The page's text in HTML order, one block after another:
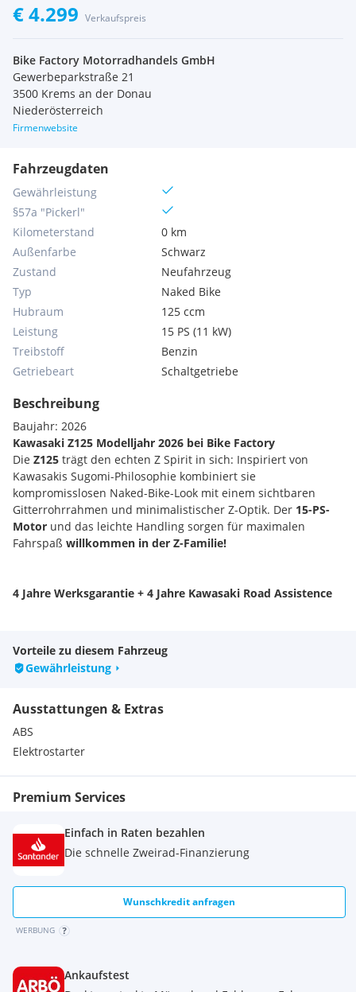
€ 4.299 Verkaufspreis
Bike Factory Motorradhandels GmbH
Gewerbeparkstraße 21
3500 Krems an der Donau
Niederösterreich
Firmenwebsite
Fahrzeugdaten
Gewährleistung
§57a "Pickerl"
Kilometerstand
0 km
Außenfarbe
Schwarz
Zustand
Neufahrzeug
Typ
Naked Bike
Hubraum
125 ccm
Leistung
15 PS (11 kW)
Treibstoff
Benzin
Getriebeart
Schaltgetriebe
Beschreibung
Baujahr: 2026
Kawasaki Z125 Modelljahr 2026 bei Bike Factory
Die Z125 trägt den echten Z Spirit in sich: Inspiriert von
Kawasakis Sugomi-Philosophie kombiniert sie
kompromisslosen Naked-Bike-Look mit einem sichtbaren
Gitterrohrrahmen und minimalistischer Z-Optik. Der 15-PS-
Motor und das leichte Handling sorgen für maximalen
Fahrspaß willkommen in der Z-Familie!
4 Jahre Werksgarantie + 4 Jahre Kawasaki Road Assistence
Schmales Heck
6-Gang Schaltung
Uni-TrakHinterradfederung
SupernakedErgonomie
Kraftvoller Motor
Volldigitale Instrumente
Stabiles Chassis
Sportliche Federung
Offizieller Kawasaki Händler und autorisierte Kawasaki
Vorteile zu diesem Fahrzeug
Gewährleistung
Ausstattungen & Extras
ABS
Elektrostarter
Premium Services
Einfach in Raten bezahlen
Die schnelle Zweirad-Finanzierung
Wunschkredit anfragen
WERBUNG
Ankaufstest